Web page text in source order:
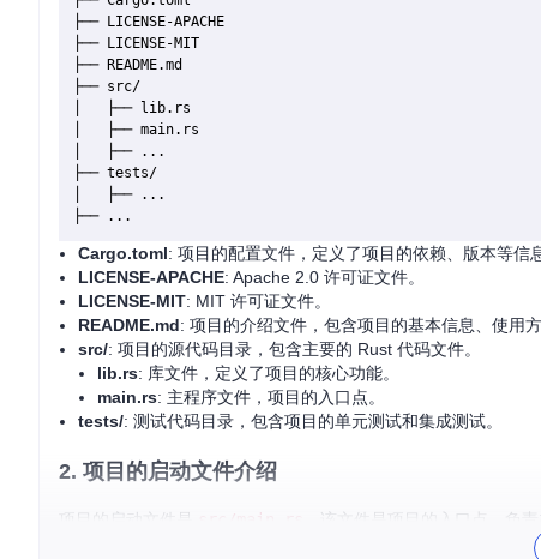
├── LICENSE-APACHE
├── LICENSE-MIT
├── README.md
├── src/
│   ├── lib.rs
│   ├── main.rs
│   ├── ...
├── tests/
│   ├── ...
Cargo.toml: 项目的配置文件，定义了项目的依赖、版本等信息
LICENSE-APACHE: Apache 2.0 许可证文件。
LICENSE-MIT: MIT 许可证文件。
README.md: 项目的介绍文件，包含项目的基本信息、使用方
src/: 项目的源代码目录，包含主要的 Rust 代码文件。
lib.rs: 库文件，定义了项目的核心功能。
main.rs: 主程序文件，项目的入口点。
tests/: 测试代码目录，包含项目的单元测试和集成测试。
2. 项目的启动文件介绍
项目的启动文件是 src/main.rs 。该文件是项目的入口点，负